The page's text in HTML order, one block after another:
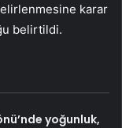
karar
belirtildi.
yoğunluk,